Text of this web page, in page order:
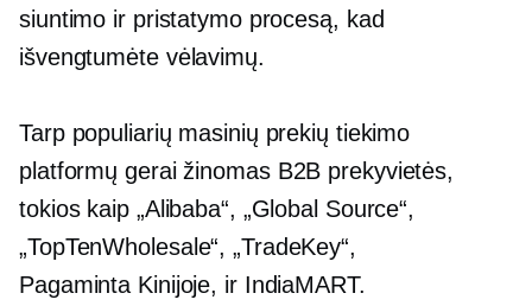
siuntimo ir pristatymo procesą, kad
išvengtumėte vėlavimų.
Tarp populiarių masinių prekių tiekimo
platformųgerai žinomasB2B prekyvietės,
tokios kaip „Alibaba“, „Global Source“,
„TopTenWholesale“, „TradeKey“,
Pagaminta Kinijoje, ir IndiaMART.